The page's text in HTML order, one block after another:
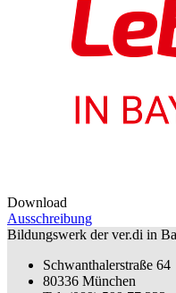
Download
Ausschreibung
Bildungswerk der ver.di in
Schwanthalerstraße 64
80336 München